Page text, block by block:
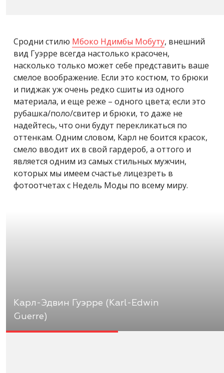
Сродни стилю Мбоко Ндимбы Мобуту, внешний
вид Гуэрре всегда настолько красочен,
насколько только может себе представить ваше
смелое воображение. Если это костюм, то брюки
и пиджак уж очень редко сшиты из одного
материала, и еще реже – одного цвета; если это
рубашка/поло/свитер и брюки, то даже не
надейтесь, что они будут перекликаться по
оттенкам. Одним словом, Карл не боится красок,
смело вводит их в свой гардероб, а оттого и
является одним из самых стильных мужчин,
которых мы имеем счастье лицезреть в
фотоотчетах с Недель Моды по всему миру.
Карл-Эдвин Гуэрре (Karl-Edwin
Guerre)